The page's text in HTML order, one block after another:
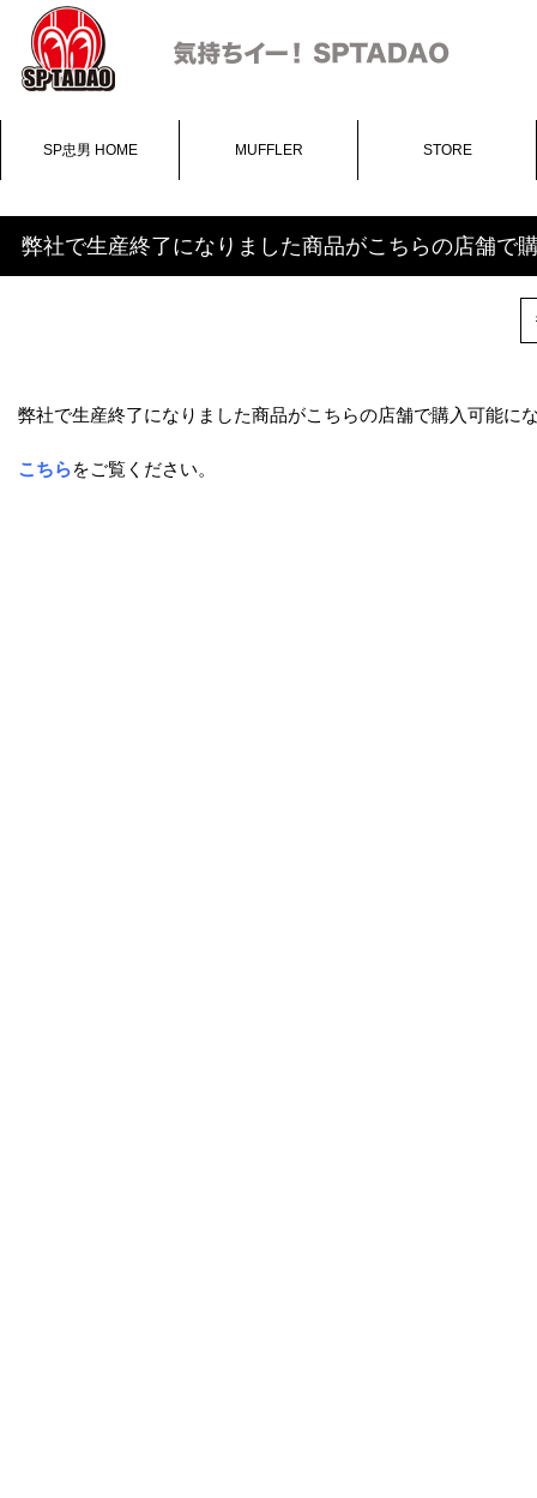
SP忠男 HOME MUFFLER STORE
弊社で生産終了になりました商品がこちらの店舗で
弊社で生産終了になりました商品がこちらの店舗で購入可能に
こちらをご覧ください。